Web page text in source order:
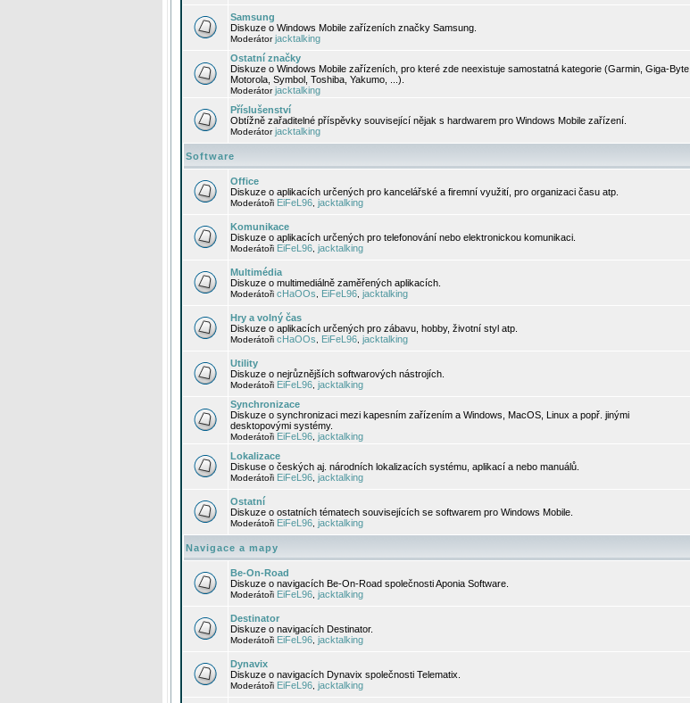
Samsung
Diskuze o Windows Mobile zařízeních značky Samsung.
Moderátorjacktalking
Ostatní značky
Diskuze o Windows Mobile zařízeních, pro které zde neexistuje samostatná kategorie (Garmin, Giga-Byte,
Motorola, Symbol, Toshiba, Yakumo, ...).
Moderátorjacktalking
Příslušenství
Obtížně zařaditelné příspěvky související nějak s hardwarem pro Windows Mobile zařízení.
Moderátorjacktalking
Software
Office
Diskuze o aplikacích určených pro kancelářské a firemní využití, pro organizaci času atp.
Moderátoři EiFeL96 jacktalking
Komunikace
Diskuze o aplikacích určených pro telefonování nebo elektronickou komunikaci.
Moderátoři EiFeL96 jacktalking
Multimédia
Diskuze o multimediálně zaměřených aplikacích.
Moderátoři cHaOOs EiFeL96 jacktalking
Hry a volný čas
Diskuze o aplikacích určených pro zábavu, hobby, životní styl atp.
Moderátoři cHaOOs EiFeL96 jacktalking
Utility
Diskuze o nejrůznějších softwarových nástrojích.
Moderátoři EiFeL96 jacktalking
Synchronizace
Diskuze o synchronizaci mezi kapesním zařízením a Windows, MacOS, Linux a popř. jinými
desktopovými systémy.
Moderátoři EiFeL96 jacktalking
Lokalizace
Diskuse o českých aj. národních lokalizacích systému, aplikací a nebo manuálů.
Moderátoři EiFeL96 jacktalking
Ostatní
Diskuze o ostatních tématech souvisejících se softwarem pro Windows Mobile.
Moderátoři EiFeL96 jacktalking
Navigace a mapy
Be-On-Road
Diskuze o navigacích Be-On-Road společnosti Aponia Software.
Moderátoři EiFeL96 jacktalking
Destinator
Diskuze o navigacích Destinator.
Moderátoři EiFeL96 jacktalking
Dynavix
Diskuze o navigacích Dynavix společnosti Telematix.
Moderátoři EiFeL96 jacktalking